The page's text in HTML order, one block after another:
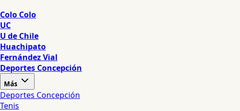
Colo Colo
UC
U de Chile
Huachipato
Fernández Vial
Deportes Concepción
Más
Deportes Concepción
Tenis